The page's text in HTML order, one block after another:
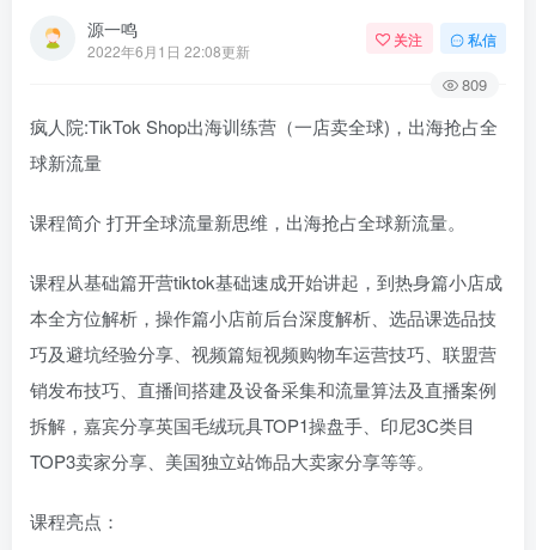
源一鸣
2022年6月1日 22:08更新
关注 私信
809
疯人院:TikTok Shop出海训练营（一店卖全球)，出海抢占全
球新流量
课程简介 打开全球流量新思维，出海抢占全球新流量。
课程从基础篇开营tiktok基础速成开始讲起，到热身篇小店成
本全方位解析，操作篇小店前后台深度解析、选品课选品技
巧及避坑经验分享、视频篇短视频购物车运营技巧、联盟营
销发布技巧、直播间搭建及设备采集和流量算法及直播案例
拆解，嘉宾分享英国毛绒玩具TOP1操盘手、印尼3C类目
TOP3卖家分享、美国独立站饰品大卖家分享等等。
课程亮点：